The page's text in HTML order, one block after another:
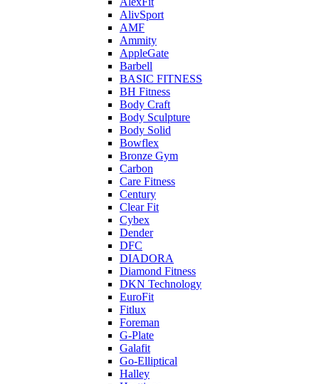
AlivSport
AMF
Ammity
AppleGate
Barbell
BASIC FITNESS
BH Fitness
Body Craft
Body Sculpture
Body Solid
Bowflex
Bronze Gym
Carbon
Care Fitness
Century
Clear Fit
Cybex
Dender
DFC
DIADORA
Diamond Fitness
DKN Technology
EuroFit
Fitlux
Foreman
G-Plate
Galafit
Go-Elliptical
Halley